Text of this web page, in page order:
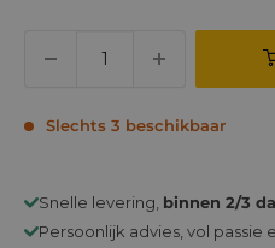
Slechts 3 beschikbaar
Snelle levering, binnen 2/3
Persoonlijk advies, vol passie